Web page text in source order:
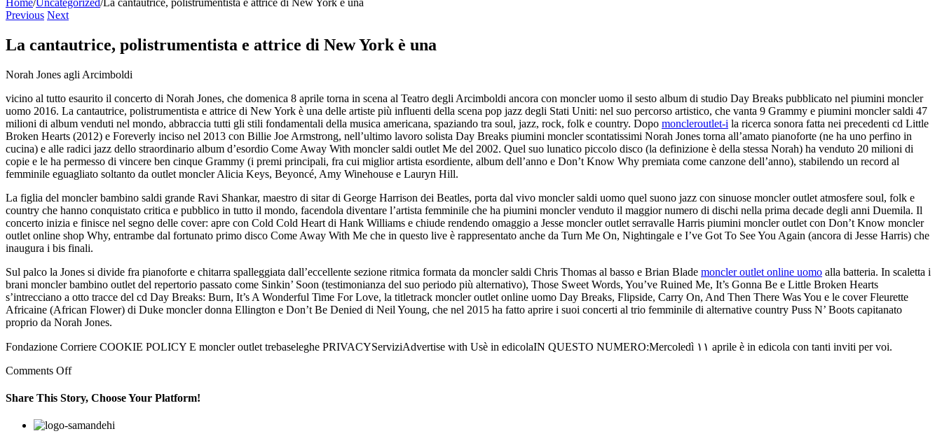
Previous Next
La cantautrice, polistrumentista e attrice di New York è una
Norah Jones agli Arcimboldi
vicino al tutto esaurito il concerto di Norah Jones, che domenica 8 aprile torna in scena al Teatro degli Arcimboldi ancora con moncler uomo il sesto album di studio Day Breaks pubblicato nel piumini moncler
uomo 2016. La cantautrice, polistrumentista e attrice di New York è una delle artiste più influenti della scena pop jazz degli Stati Uniti: nel suo percorso artistico, che vanta 9 Grammy e piumini moncler saldi 47
milioni di album venduti nel mondo, abbraccia tutti gli stili fondamentali della musica americana, spaziando tra soul, jazz, rock, folk e country. Dopo moncleroutlet-i la ricerca sonora fatta nei precedenti cd Little
Broken Hearts (2012) e Foreverly inciso nel 2013 con Billie Joe Armstrong, nell’ultimo lavoro solista Day Breaks piumini moncler scontatissimi Norah Jones torna all’amato pianoforte (ne ha uno perfino in
cucina) e alle radici jazz dello straordinario album d’esordio Come Away With moncler saldi outlet Me del 2002. Quel suo lunatico piccolo disco (la definizione è della stessa Norah) ha venduto 20 milioni di
copie e le ha permesso di vincere ben cinque Grammy (i premi principali, fra cui miglior artista esordiente, album dell’anno e Don’t Know Why premiata come canzone dell’anno), stabilendo un record al
femminile eguagliato soltanto da outlet moncler Alicia Keys, Beyoncé, Amy Winehouse e Lauryn Hill.
La figlia del moncler bambino saldi grande Ravi Shankar, maestro di sitar di George Harrison dei Beatles, porta dal vivo moncler saldi uomo quel suono jazz con sinuose moncler outlet atmosfere soul, folk e
country che hanno conquistato critica e pubblico in tutto il mondo, facendola diventare l’artista femminile che ha piumini moncler venduto il maggior numero di dischi nella prima decade degli anni Duemila. Il
concerto inizia e finisce nel segno delle cover: apre con Cold Cold Heart di Hank Williams e chiude rendendo omaggio a Jesse moncler outlet serravalle Harris piumini moncler outlet con Don’t Know moncler
outlet online shop Why, entrambe dal fortunato primo disco Come Away With Me che in questo live è rappresentato anche da Turn Me On, Nightingale e I’ve Got To See You Again (ancora di Jesse Harris) che
inaugura i bis finali.
Sul palco la Jones si divide fra pianoforte e chitarra spalleggiata dall’eccellente sezione ritmica formata da moncler saldi Chris Thomas al basso e Brian Blade moncler outlet online uomo alla batteria. In scaletta i
brani moncler bambino outlet del repertorio passato come Sinkin’ Soon (testimonianza del suo periodo più alternativo), Those Sweet Words, You’ve Ruined Me, It’s Gonna Be e Little Broken Hearts
s’intrecciano a otto tracce del cd Day Breaks: Burn, It’s A Wonderful Time For Love, la titletrack moncler outlet online uomo Day Breaks, Flipside, Carry On, And Then There Was You e le cover Fleurette
Africaine (African Flower) di Duke moncler donna Ellington e Don’t Be Denied di Neil Young, che nel 2015 ha fatto aprire i suoi concerti al trio femminile di alternative country Puss N’ Boots capitanato
proprio da Norah Jones.
Fondazione Corriere COOKIE POLICY E moncler outlet trebaseleghe PRIVACYServiziAdvertise with Usè in edicolaIN QUESTO NUMERO:Mercoledì ۱۱ aprile è in edicola con tanti inviti per voi.
Comments Offon
cantautrice,
polistrumentista
attrice
Share This Story, Choose Your Platform!
Facebook
Twitter
Linkedin
Reddit
Google+
Pinterest